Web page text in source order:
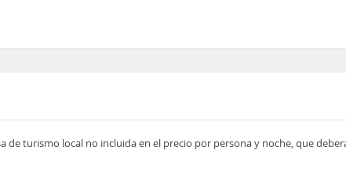
de turismo local no incluida en el precio por persona y noche, que